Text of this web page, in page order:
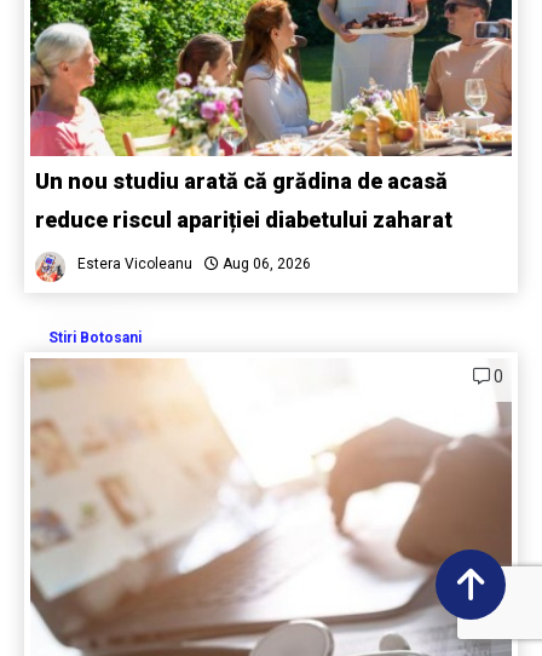
Un nou studiu arată că grădina de acasă
reduce riscul apariției diabetului zaharat
Estera Vicoleanu Aug 06, 2026
Stiri Botosani
0